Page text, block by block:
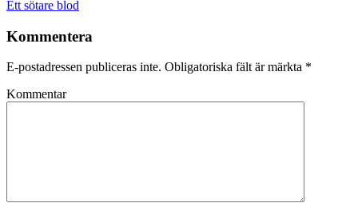
Inläggsnavigering
Ett sötare blod
Kommentera
E-postadressen publiceras inte. Obligatoriska fält är märkta *
Kommentar